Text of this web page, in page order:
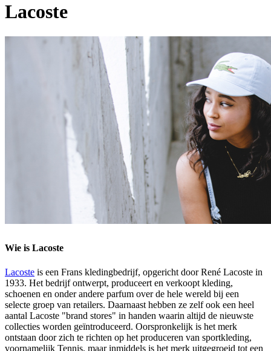
Lacoste
Wie is Lacoste
Lacoste is een Frans kledingbedrijf, opgericht door René Lacoste in
1933. Het bedrijf ontwerpt, produceert en verkoopt kleding,
schoenen en onder andere parfum over de hele wereld bij een
selecte groep van retailers. Daarnaast hebben ze zelf ook een heel
aantal Lacoste "brand stores" in handen waarin altijd de nieuwste
collecties worden geïntroduceerd. Oorspronkelijk is het merk
ontstaan door zich te richten op het produceren van sportkleding,
voornamelijk Tennis, maar inmiddels is het merk uitgegroeid tot een